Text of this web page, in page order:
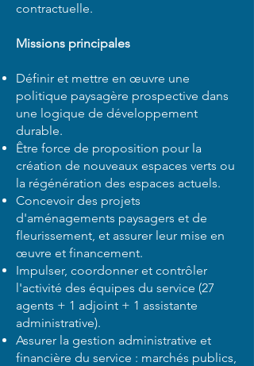
contractuelle.
Missions principales
Définir et mettre en œuvre une
politique paysagère prospective dans
une logique de développement
durable.
Être force de proposition pour la
création de nouveaux espaces verts ou
la régénération des espaces actuels.
Concevoir des projets
d'aménagements paysagers et de
fleurissement, et assurer leur mise en
œuvre et financement.
Impulser, coordonner et contrôler
l'activité des équipes du service (27
agents + 1 adjoint + 1 assistante
administrative).
Assurer la gestion administrative et
financière du service : marchés publics,